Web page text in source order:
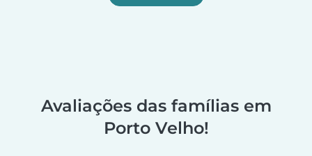
Avaliações das famílias em
Porto Velho!